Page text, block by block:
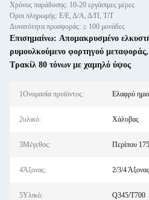
Χρόνος παράδοσης: 10-20 εργάσιμες μέρες
Όροι πληρωμής: Ε/Ε, Δ/Α, Δ/Π, Τ/Τ
Δυνατότητα προσφοράς: ≥ 100 μονάδες
Επισημαίνω: Απομακρυσμένο
ρυμουλκούμενο φορτηγού μεταφοράς,
Τρακίλ 80 τόνων με χαμηλό ύψος
1Ονομασία προϊόντος: Ελαφρύ
2υλικό: Χάλυβας
3Μέγεθος: Περίπου
4Άξονας: 2/3/4 Άξονας
5Υλικό: Q345/T700